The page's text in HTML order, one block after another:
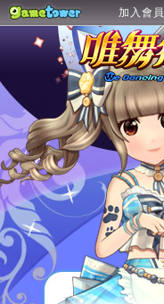
加入會員